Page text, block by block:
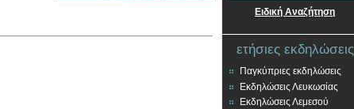
Ειδική Αναζήτηση
ετήσιες εκδηλώσεις
Παγκύπριες εκδηλώσεις
Εκδηλώσεις Λευκωσίας
Εκδηλώσεις Λεμεσού